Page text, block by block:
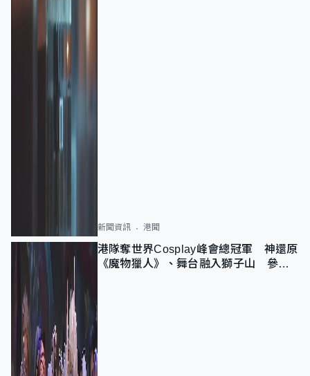
新聞資訊 港聞
港隊奪世界Cosplay峰會總冠軍 神還原
《魔物獵人》、舞台融入獅子山 參賽